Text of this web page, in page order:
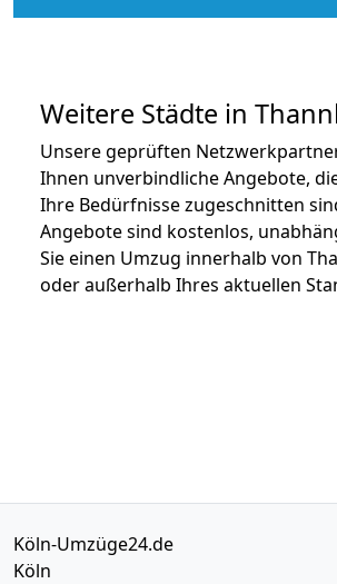
Weitere Städte in
Unsere geprüften
Ihnen unverbindliche Angebote,
Ihre Bedürfnisse zugeschnitten
Angebote sind kostenlos,
Sie einen Umzug innerhalb von
oder außerhalb Ihres aktuellen
Köln-Umzüge24.de
Köln